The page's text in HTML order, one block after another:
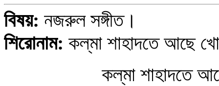
বিষয়: নজরুল সঙ্গীত।
শিরোনাম: কল্‌মা শাহাদতে আছে
কল্‌মা শাহাদতে